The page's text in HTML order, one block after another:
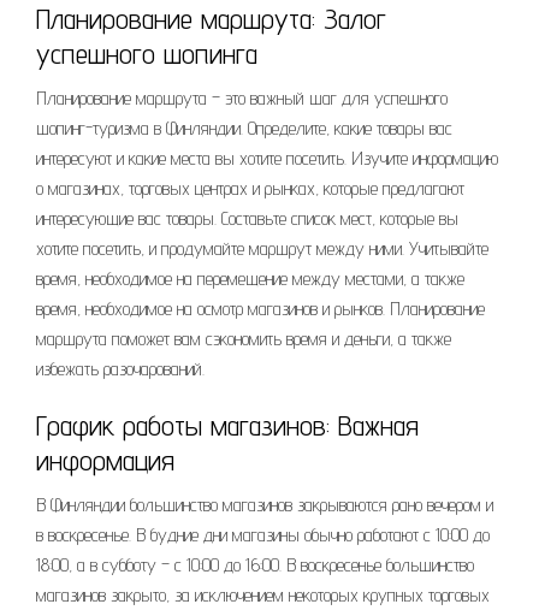
Планирование маршрута: Залог
успешного шопинга
Планирование маршрута – это важный шаг для успешного
шопинг-туризма в Финляндии. Определите, какие товары вас
интересуют и какие места вы хотите посетить. Изучите информацию
о магазинах, торговых центрах и рынках, которые предлагают
интересующие вас товары. Составьте список мест, которые вы
хотите посетить, и продумайте маршрут между ними. Учитывайте
время, необходимое на перемещение между местами, а также
время, необходимое на осмотр магазинов и рынков. Планирование
маршрута поможет вам сэкономить время и деньги, а также
избежать разочарований.
График работы магазинов: Важная
информация
В Финляндии большинство магазинов закрываются рано вечером и
в воскресенье. В будние дни магазины обычно работают с 10:00 до
18:00, а в субботу – с 10:00 до 16:00. В воскресенье большинство
магазинов закрыто, за исключением некоторых крупных торговых